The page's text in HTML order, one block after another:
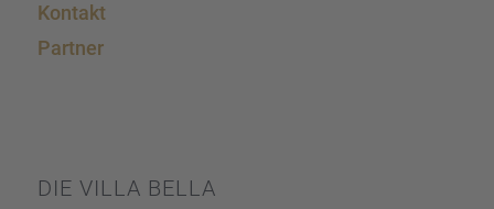
Kontakt
Partner
DIE VILLA BELLA